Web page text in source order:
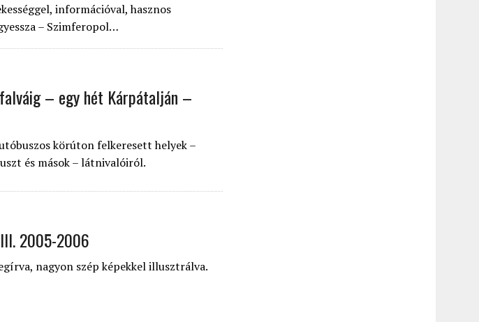
információval, hasznos
– Szimferopol…
– egy hét Kárpátalján –
körúton felkeresett helyek –
és mások – látnivalóiról.
2005-2006
nagyon szép képekkel illusztrálva.